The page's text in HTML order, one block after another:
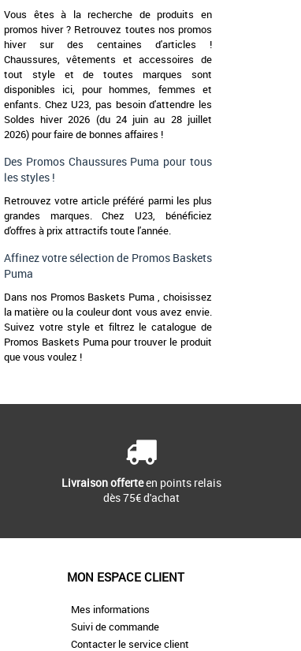
Vous êtes à la recherche de produits en
promos hiver ? Retrouvez toutes nos promos
hiver sur des centaines d'articles !
Chaussures, vêtements et accessoires de
tout style et de toutes marques sont
disponibles ici, pour hommes, femmes et
enfants. Chez U23, pas besoin d'attendre les
Soldes hiver 2026 (du 24 juin au 28 juillet
2026) pour faire de bonnes affaires !
Des Promos Chaussures Puma pour tous
les styles !
Retrouvez votre article préféré parmi les plus
grandes marques. Chez U23, bénéficiez
d'offres à prix attractifs toute l'année.
Affinez votre sélection de Promos Baskets
Puma
Dans nos Promos Baskets Puma , choisissez
la matière ou la couleur dont vous avez envie.
Suivez votre style et filtrez le catalogue de
Promos Baskets Puma pour trouver le produit
que vous voulez !
Livraison offerteen points relais
dès 75€ d'achat
MON ESPACE CLIENT
Mes informations
Suivi de commande
Contacter le service client